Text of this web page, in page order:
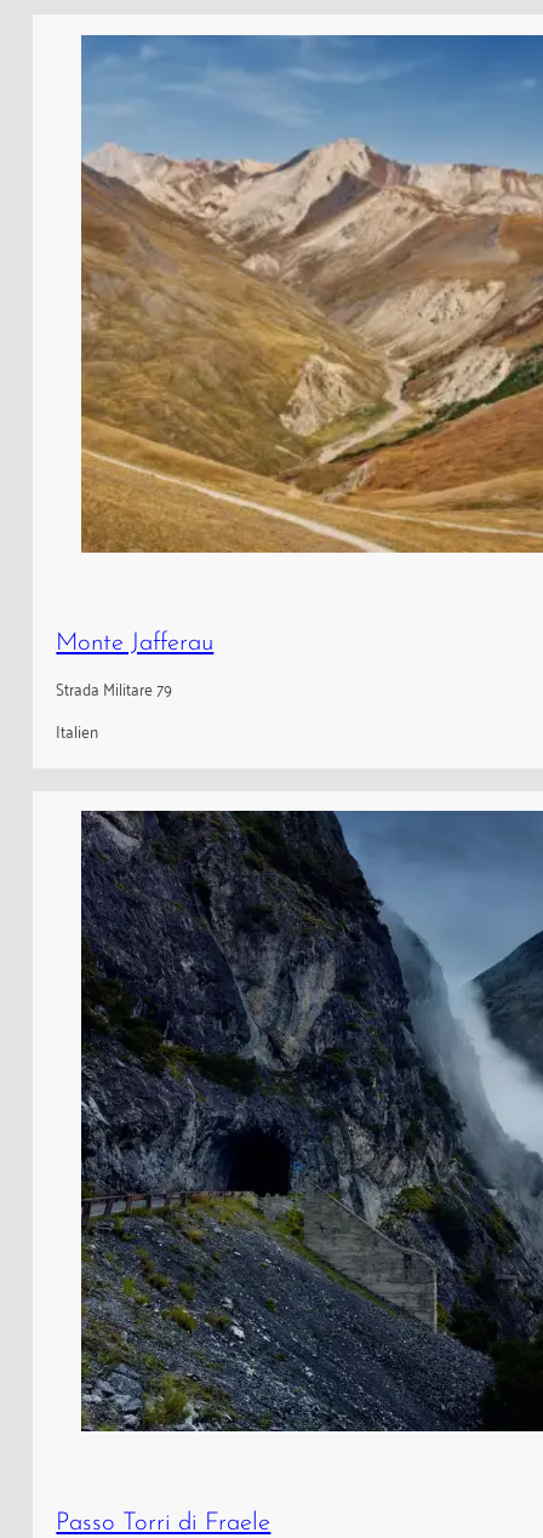
Monte Jafferau
Strada Militare 79
Italien
Passo Torri di Fraele